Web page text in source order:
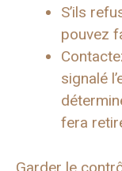
S’ils
pouvez
signalé
fera
Garder le